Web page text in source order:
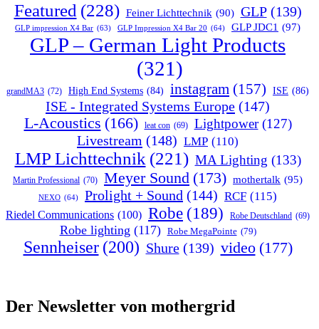
Featured (228) Feiner Lichttechnik (90) GLP (139)
GLP impression X4 Bar (63) GLP Impression X4 Bar 20 (64) GLP JDC1 (97)
GLP – German Light Products
(321)
grandMA3 (72) High End Systems (84) instagram (157) ISE (86)
ISE - Integrated Systems Europe (147)
L-Acoustics (166) leat con (69) Lightpower (127)
Livestream (148) LMP (110)
LMP Lichttechnik (221) MA Lighting (133)
Martin Professional (70) Meyer Sound (173) mothertalk (95)
NEXO (64) Prolight + Sound (144) RCF (115)
Riedel Communications (100) Robe (189) Robe Deutschland (69)
Robe lighting (117) Robe MegaPointe (79)
Sennheiser (200) Shure (139) video (177)
Der Newsletter von mothergrid